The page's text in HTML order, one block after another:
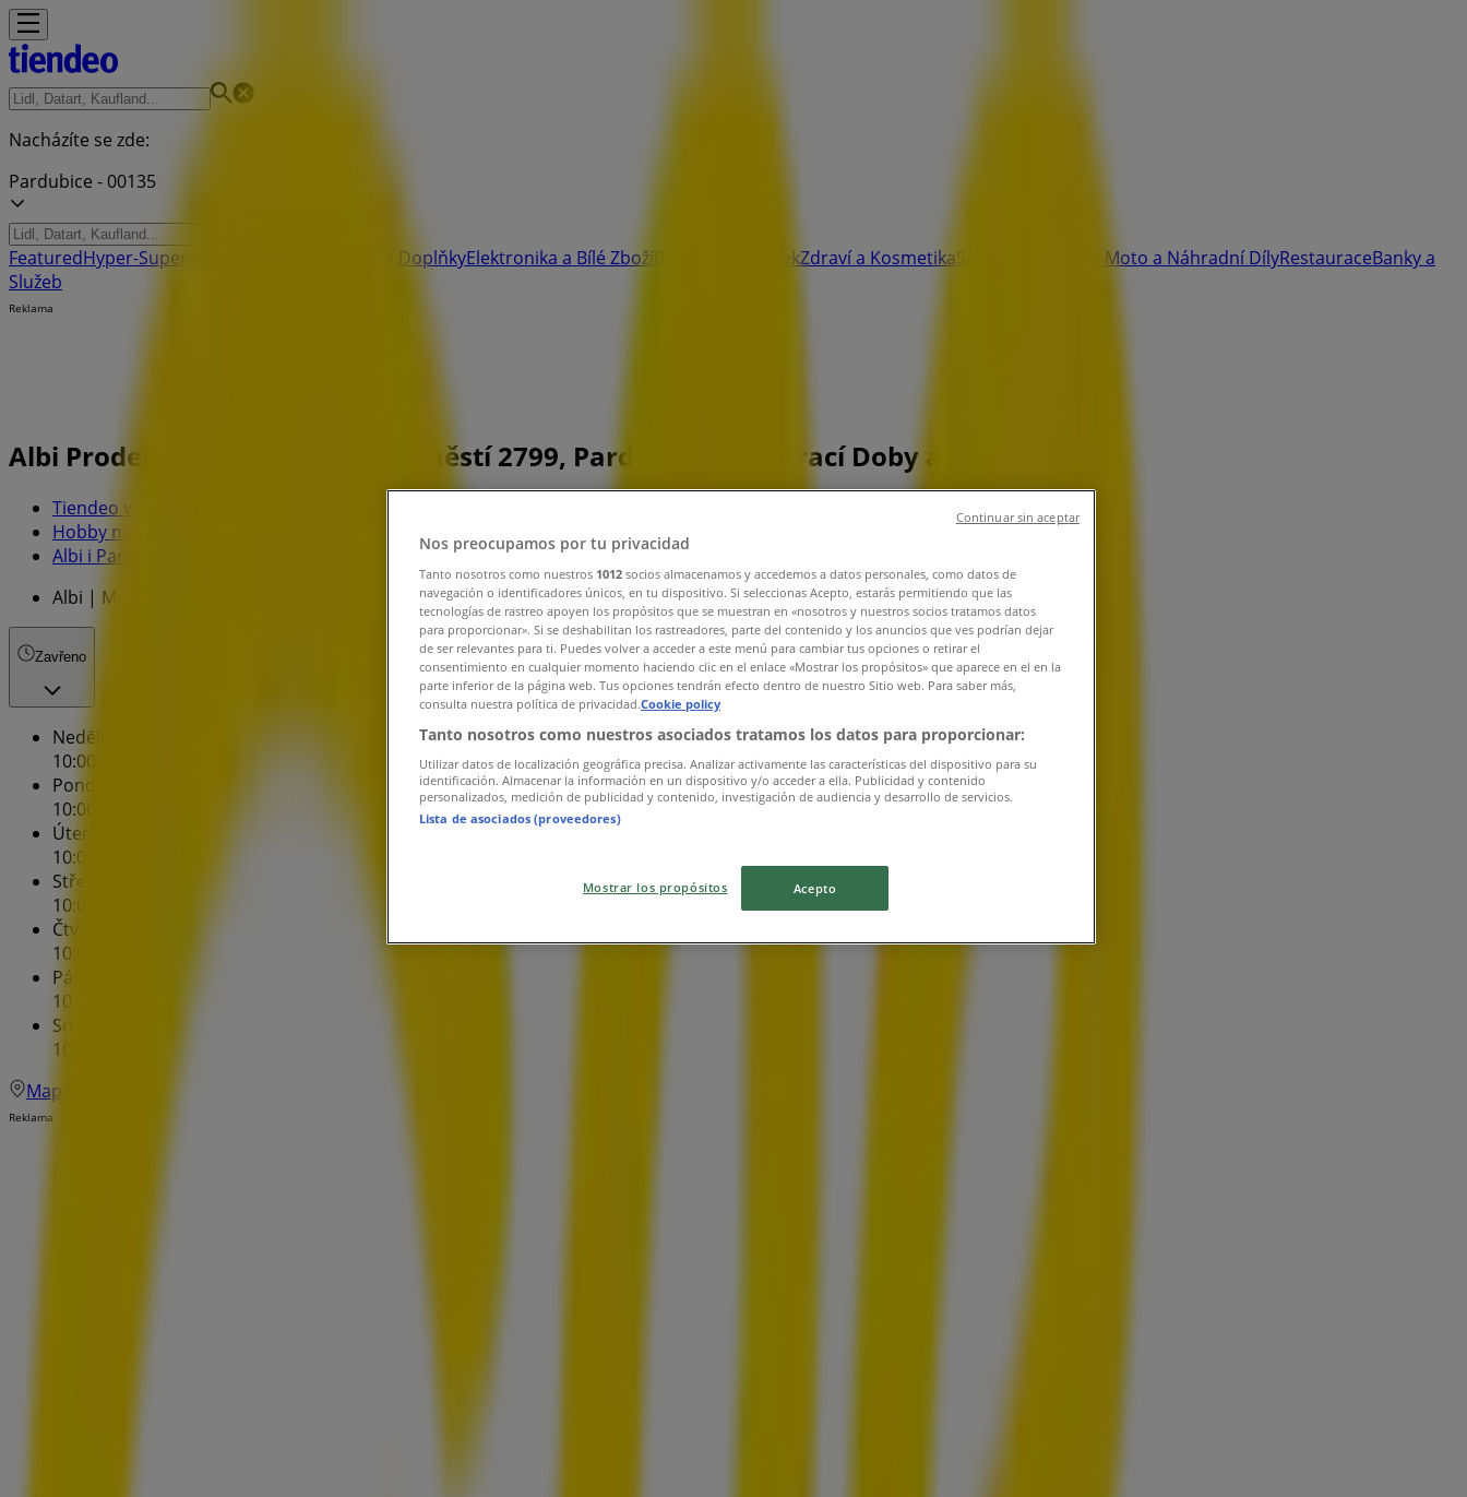
Nacházíte se zde:
Pardubice - 00135
FeaturedHyper-Supermarkety Oblečení, Obuv a DoplňkyElektronika a Bílé Zboží Bydlení a NábytekZdraví a KosmetikaSport Auto, Moto a Náhradní DílyRestauraceBanky a
Služeb
Reklama
Albi Prodejna | Masarykovo Náměstí 2799, Pardubice - Otevírací Doby a Katalogy
Tiendeo v Pardubice
Hobby nabídky Pardubice
Albi i Pardubice
Albi | Masarykovo Náměstí 2799
Zavřeno
Nedĕle
10:00 - 21:00
Pondĕlí
10:00 - 21:00
Úterý
10:00 - 21:00
Středa
10:00 - 21:00
Čtvrtek
10:00 - 21:00
Pátek
10:00 - 21:00
Sobota
10:00 - 21:00
Mapa
Reklama
Nos preocupamos por tu privacidad
Tanto nosotros como nuestros 1012 socios almacenamos y accedemos a datos personales, como datos de
navegación o identificadores únicos, en tu dispositivo. Si seleccionas Acepto, estarás permitiendo que las
tecnologías de rastreo apoyen los propósitos que se muestran en «nosotros y nuestros socios tratamos datos
para proporcionar». Si se deshabilitan los rastreadores, parte del contenido y los anuncios que ves podrían dejar
de ser relevantes para ti. Puedes volver a acceder a este menú para cambiar tus opciones o retirar el
consentimiento en cualquier momento haciendo clic en el enlace «Mostrar los propósitos» que aparece en el en la
parte inferior de la página web. Tus opciones tendrán efecto dentro de nuestro Sitio web. Para saber más,
consulta nuestra política de privacidad.Cookie policy
Tanto nosotros como nuestros asociados tratamos los datos para proporcionar:
Utilizar datos de localización geográfica precisa. Analizar activamente las características del dispositivo para su
identificación. Almacenar la información en un dispositivo y/o acceder a ella. Publicidad y contenido
personalizados, medición de publicidad y contenido, investigación de audiencia y desarrollo de servicios.
Lista de asociados (proveedores)
Mostrar los propósitos Acepto
Continuar sin aceptar